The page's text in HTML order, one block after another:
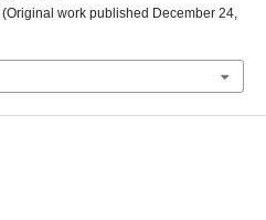
work published December 24,